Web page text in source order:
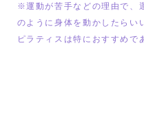
※運動が苦手などの理由で、
のように身体を動かしたらい
ピラティスは特におすすめで